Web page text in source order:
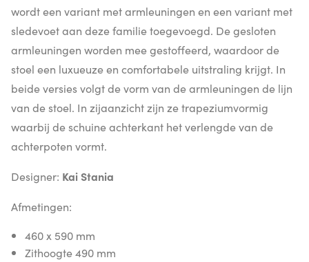
wordt een variant met armleuningen en een variant met
sledevoet aan deze familie toegevoegd. De gesloten
armleuningen worden mee gestoffeerd, waardoor de
stoel een luxueuze en comfortabele uitstraling krijgt. In
beide versies volgt de vorm van de armleuningen de lijn
van de stoel. In zijaanzicht zijn ze trapeziumvormig
waarbij de schuine achterkant het verlengde van de
achterpoten vormt.
Designer: Kai Stania
Afmetingen:
460 x 590 mm
Zithoogte 490 mm